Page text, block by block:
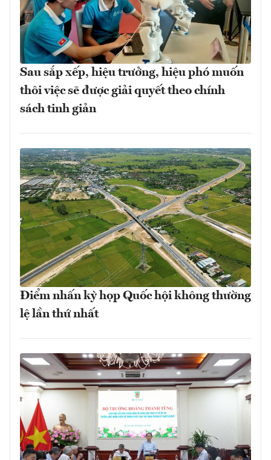
Sau sắp xếp, hiệu trưởng, hiệu phó muốn
thôi việc sẽ được giải quyết theo chính
sách tinh giản
Điểm nhấn kỳ họp Quốc hội không thường
lệ lần thứ nhất